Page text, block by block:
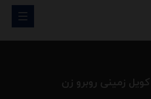
زمینی روبرو زن